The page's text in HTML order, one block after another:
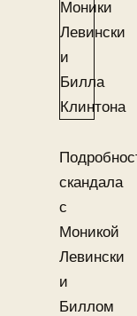
скандала
с
Моникой
Левински
и
Биллом